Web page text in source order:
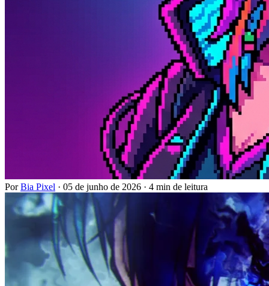
PorBia Pixel · 05 de junho de 2026 · 4 min de leitura